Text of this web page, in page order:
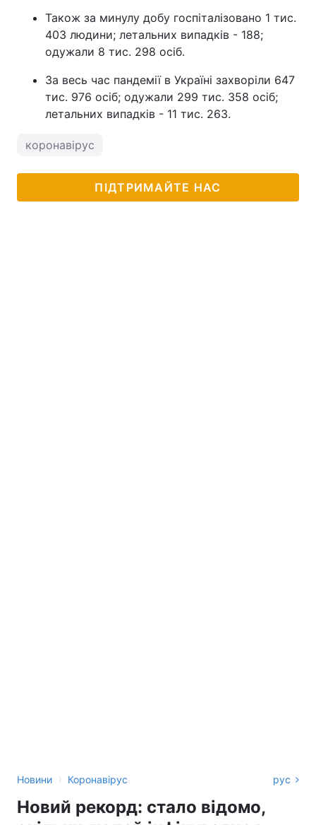
Також за минулу добу госпіталізовано 1 тис.
403 людини; летальних випадків - 188;
одужали 8 тис. 298 осіб.
За весь час пандемії в Україні захворіли 647
тис. 976 осіб; одужали 299 тис. 358 осіб;
летальних випадків - 11 тис. 263.
коронавірус
ПІДТРИМАЙТЕ НАС
Новини › Коронавірус рус
Новий рекорд: стало відомо,